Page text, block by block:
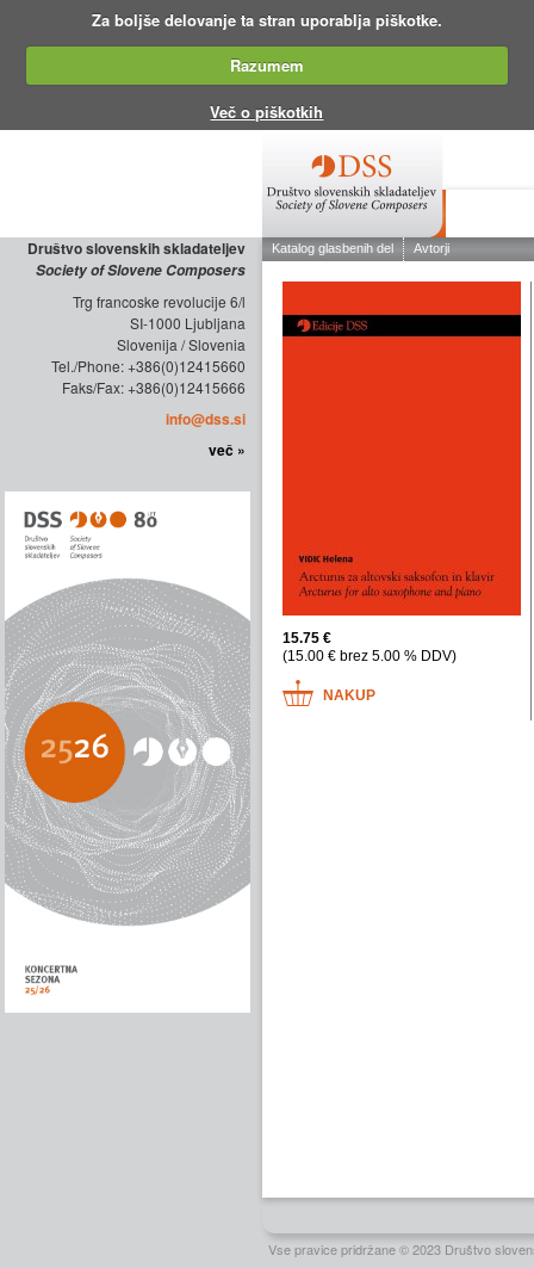
Za boljše delovanje ta stran uporablja piškotke.
Razumem
Več o piškotkih
Društvo slovenskih skladateljev
Society of Slovene Composers
Trg francoske revolucije 6/l
SI-1000 Ljubljana
Slovenija / Slovenia
Tel./Phone: +386(0)12415660
Faks/Fax: +386(0)12415666
info@dss.si
več »
Vse pravice pridržane © 2023 Društvo